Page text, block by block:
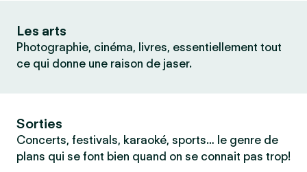
Les arts
Photographie, cinéma, livres, essentiellement tout
ce qui donne une raison de jaser.
Sorties
Concerts, festivals, karaoké, sports… le genre de
plans qui se font bien quand on se connait pas trop!